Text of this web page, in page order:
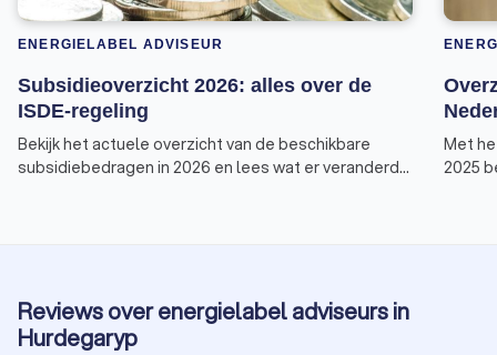
ENERGIELABEL ADVISEUR
Subsidieoverzicht 2026: alles over de
ISDE-regeling
Bekijk het actuele overzicht van de beschikbare
subsidiebedragen in 2026 en lees wat er veranderd
Met
2025
Reviews over energielabel adviseurs in
Hurdegaryp